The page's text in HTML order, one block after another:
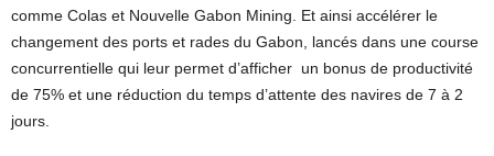
comme Colas et Nouvelle Gabon Mining. Et ainsi accélérer le
changement des ports et rades du Gabon, lancés dans une course
concurrentielle qui leur permet d’afficher un bonus de productivité
de 75% et une réduction du temps d’attente des navires de 7 à 2
jours.